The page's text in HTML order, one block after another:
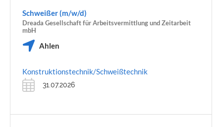
Schweißer (m/w/d)
Dreada Gesellschaft für Arbeitsvermittlung und Zeitarbeit
mbH
Ahlen
Konstruktionstechnik/Schweißtechnik
31.07.2026